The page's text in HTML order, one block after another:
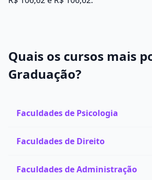
Quais os cursos mais
Graduação?
Faculdades de Psicologia
Faculdades de Direito
Faculdades de Administração